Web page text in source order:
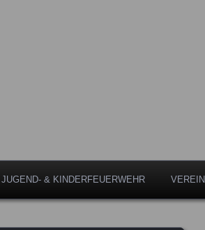
JUGEND- & KINDERFEUERWEHR VEREIN